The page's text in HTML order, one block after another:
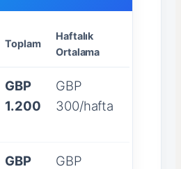
Toplam
Haftalık
Ortalama
GBP
1.200
GBP
300/hafta
GBP
GBP